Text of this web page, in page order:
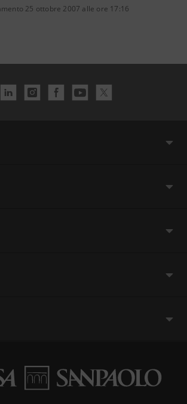
25 ottobre 2007 alle ore 17:16